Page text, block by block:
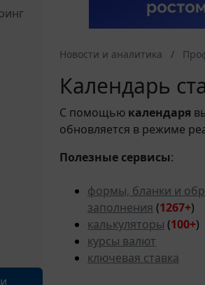
Новости и аналитика
Календарь
С помощью календаря
обновляется в режиме
Полезные сервисы:
формы, бланки и
заполнения (1267+)
калькуляторы (100+)
курсы валют
ключевая ставка